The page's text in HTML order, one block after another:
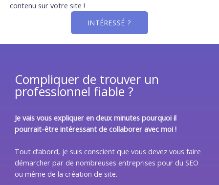
contenu sur votre site !
INTÉRESSÉ ?
Compliquer de trouver un
professionnel fiable ?
Je vais vous expliquer en deux minutes pourquoi il
pourrait-être intéressant de collaborer avec moi !
Tout d’abord, je suis conscient que vous devez vous faire
démarcher par de nombreuses entreprises pour du SEO
ou même de la création de site.